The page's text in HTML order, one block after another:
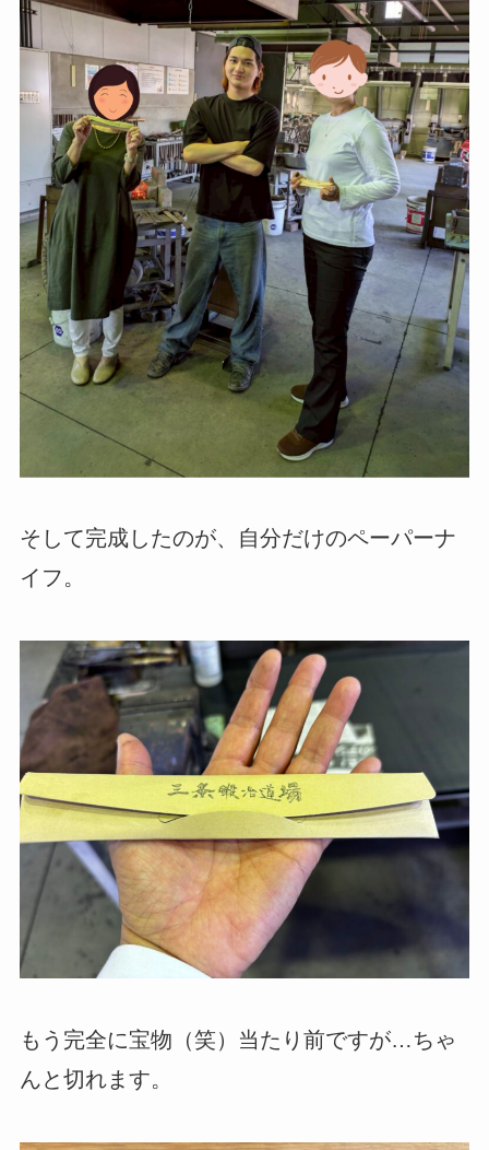
そして完成したのが、自分だけのペーパーナ
イフ。
もう完全に宝物（笑）当たり前ですが…ちゃ
んと切れます。